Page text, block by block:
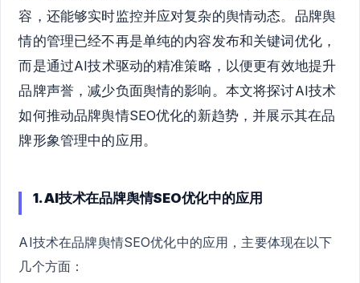
容，还能够实时监控并应对复杂的舆情动态。品牌舆
情的管理已经不再是单纯的内容发布和关键词优化，
而是通过AI技术驱动的精准策略，以便更有效地提升
品牌声誉，减少负面舆情的影响。本文将探讨AI技术
如何推动品牌舆情SEO优化的新趋势，并展示其在品
牌形象管理中的应用。
1. AI技术在品牌舆情SEO优化中的应用
AI技术在品牌舆情SEO优化中的应用，主要体现在以下
几个方面：